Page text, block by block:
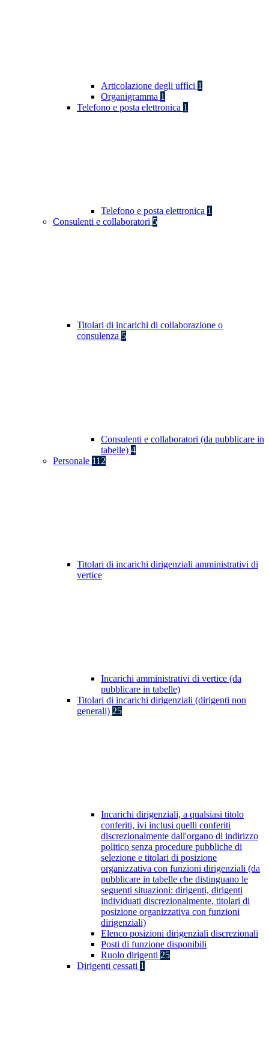
Articolazione degli uffici 1
Organigramma 1
Telefono e posta elettronica 1
Telefono e posta elettronica 1
Consulenti e collaboratori 5
Titolari di incarichi di collaborazione o
consulenza 5
Consulenti e collaboratori (da pubblicare in
tabelle) 4
Personale 112
Titolari di incarichi dirigenziali amministrativi di
vertice
Incarichi amministrativi di vertice (da
pubblicare in tabelle)
Titolari di incarichi dirigenziali (dirigenti non
generali) 25
Incarichi dirigenziali, a qualsiasi titolo
conferiti, ivi inclusi quelli conferiti
discrezionalmente dall'organo di indirizzo
politico senza procedure pubbliche di
selezione e titolari di posizione
organizzativa con funzioni dirigenziali (da
pubblicare in tabelle che distinguano le
seguenti situazioni: dirigenti, dirigenti
individuati discrezionalmente, titolari di
posizione organizzativa con funzioni
dirigenziali)
Elenco posizioni dirigenziali discrezionali
Posti di funzione disponibili
Ruolo dirigenti 25
Dirigenti cessati 1